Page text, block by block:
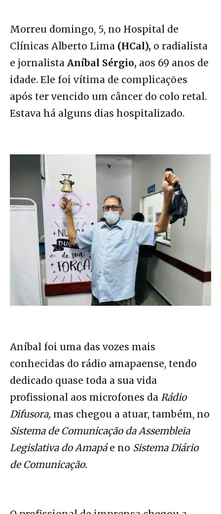
Morreu domingo, 5, no Hospital de
Clínicas Alberto Lima (HCal), o radialista
e jornalista Aníbal Sérgio, aos 69 anos de
idade. Ele foi vítima de complicações
após ter vencido um câncer do colo retal.
Estava há alguns dias hospitalizado.
Aníbal foi uma das vozes mais
conhecidas do rádio amapaense, tendo
dedicado quase toda a sua vida
profissional aos microfones da Rádio
Difusora, mas chegou a atuar, também, no
Sistema de Comunicação da Assembleia
Legislativa do Amapáe no Sistema Diário
de Comunicação.